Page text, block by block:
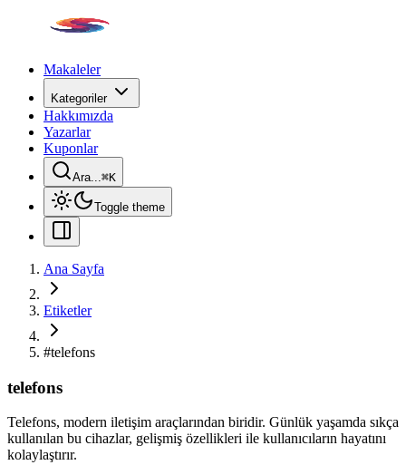
Makaleler
Kategoriler
Hakkımızda
Yazarlar
Kuponlar
Ara...⌘K
Toggle theme
Ana Sayfa
Etiketler
#telefons
telefons
Telefons, modern iletişim araçlarından biridir. Günlük yaşamda sıkça
kullanılan bu cihazlar, gelişmiş özellikleri ile kullanıcıların hayatını
kolaylaştırır.